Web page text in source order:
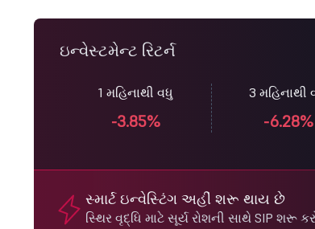
ઇન્વેસ્ટમેન્ટ રિટર્ન
1 મહિનાથી વધુ
-3.85%
3 મહિનાથી
-6.28%
સ્માર્ટ ઇન્વેસ્ટિંગ અહીં શરૂ થાય છે
સ્થિર વૃદ્ધિ માટે સૂર્ય રોશની સાથે SIP શરૂ